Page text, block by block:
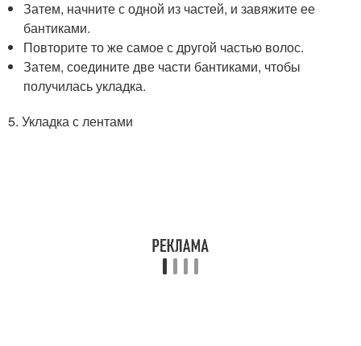
Затем, начните с одной из частей, и завяжите ее
бантиками.
Повторите то же самое с другой частью волос.
Затем, соедините две части бантиками, чтобы
получилась укладка.
5. Укладка с лентами